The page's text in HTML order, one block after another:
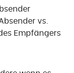
vs.
Empfängers